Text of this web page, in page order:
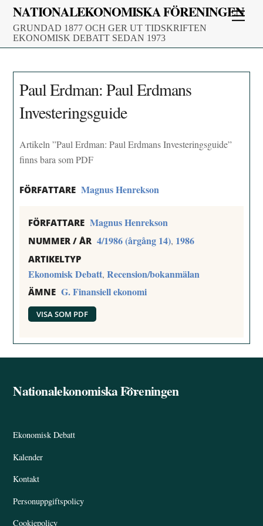
Skip
content
NATIONALEKONOMISKA FÖRENINGEN
GRUNDAD 1877 OCH GER UT TIDSKRIFTEN
EKONOMISK DEBATT SEDAN 1973
Paul Erdman: Paul Erdmans
Investeringsguide
Artikeln ”Paul Erdman: Paul Erdmans Investeringsguide”
finns bara som PDF
FÖRFATTARE Magnus Henrekson
FÖRFATTARE Magnus Henrekson
NUMMER / ÅR 4/1986 (årgång 14), 1986
ARTIKELTYP
Ekonomisk Debatt,Recension/bokanmälan
ÄMNE G. Finansiell ekonomi
VISA SOM PDF
Back
Nationalekonomiska Föreningen
Ekonomisk Debatt
Kalender
Kontakt
Personuppgiftspolicy
Cookiepolicy